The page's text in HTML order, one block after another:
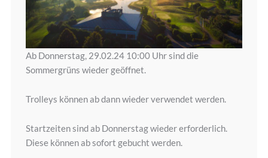
Ab Donnerstag, 29.02.24 10:00 Uhr sind die
Sommergrüns wieder geöffnet.
Trolleys können ab dann wieder verwendet werden.
Startzeiten sind ab Donnerstag wieder erforderlich.
Diese können ab sofort gebucht werden.